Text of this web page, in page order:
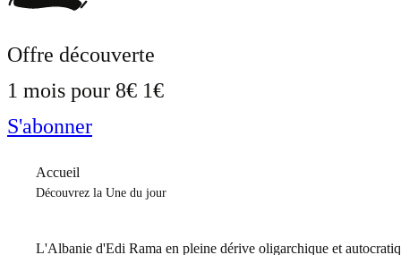
Offre découverte
1 mois pour 8€ 1€
S'abonner
Accueil
Découvrez la Une du jour
L'Albanie d'Edi Rama en pleine dérive oligarchique et